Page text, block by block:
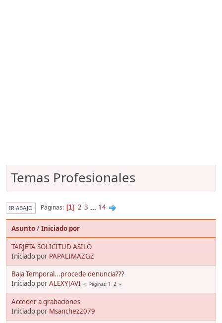
Temas Profesionales
IR ABAJO Páginas 1 2 3 ... 14
Asunto/Iniciado por
TARJETA SOLICITUD ASILO
Iniciado por PAPALIMAZGZ
Baja Temporal...procede denuncia???
Iniciado porALEXYJAVI Páginas 1 2
Acceder a grabaciones
Iniciado por Msanchez2079